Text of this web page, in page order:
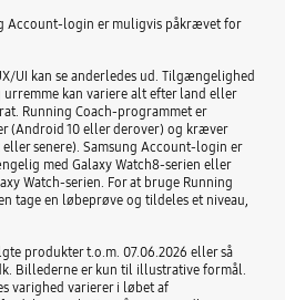
Account-login er muligvis påkrævet for
UI kan se anderledes ud. Tilgængelighed
kan variere alt efter land eller
Running Coach-programmet er
(Android 10 eller derover) og kræver
senere). Samsung Account-login er
med Galaxy Watch8-serien eller
Watch-serien. For at bruge Running
tage en løbeprøve og tildeles et niveau,
produkter t.o.m. 07.06.2026 eller så
Billederne er kun til illustrative formål.
varighed varierer i løbet af